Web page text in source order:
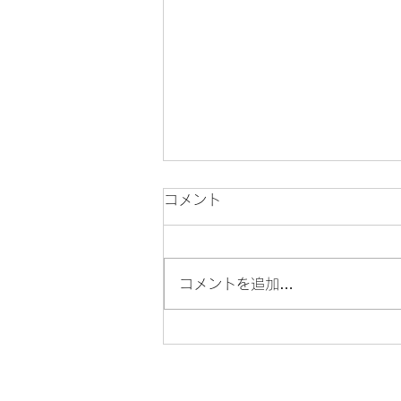
幼児/ジュニアの月3回レッス
コメント
コメントを追加…